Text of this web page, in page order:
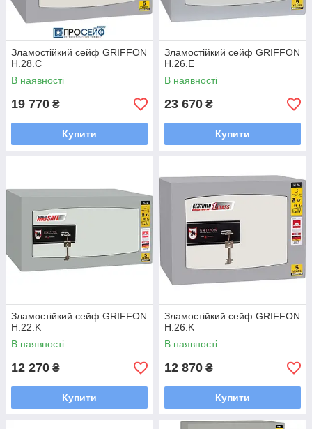
Зламостійкий сейф GRIFFON
H.28.C
В наявності
19 770 ₴
Купити
Зламостійкий сейф GRIFFON
H.26.E
В наявності
23 670 ₴
Купити
Зламостійкий сейф GRIFFON
H.22.K
В наявності
12 270 ₴
Купити
Зламостійкий сейф GRIFFON
H.26.K
В наявності
12 870 ₴
Купити